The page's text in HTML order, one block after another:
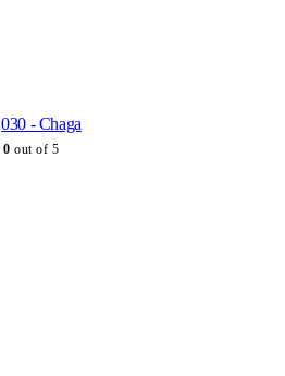
030 - Chaga
0 out of 5